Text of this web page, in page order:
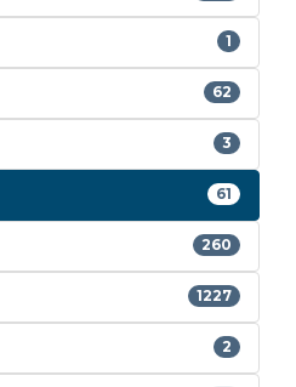
1
62
3
61
260
1227
2